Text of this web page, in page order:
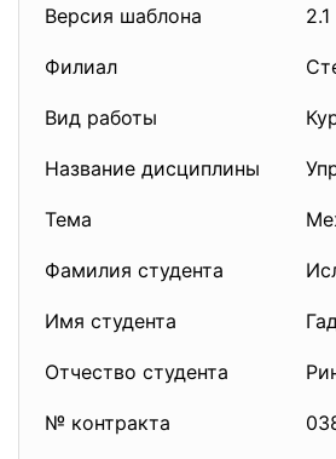
Версия шаблона
2.1
Филиал
Вид работы
Название дисциплины
Тема
Фамилия студента
Имя студента
Отчество студента
№ контракта